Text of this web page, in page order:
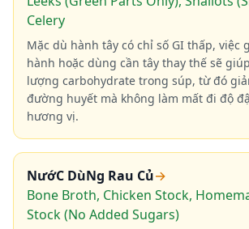
Celery
Mặc dù hành tây có chỉ số GI thấp, việc
hành hoặc dùng cần tây thay thế sẽ
lượng carbohydrate trong súp, từ đó
đường huyết mà không làm mất đi độ
hương vị.
NướC DùNg Rau Củ→
Bone Broth, Chicken Stock,
Stock (No Added Sugars)